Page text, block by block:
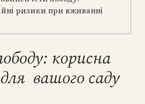
ризики при вживанні
корисна
вашого саду